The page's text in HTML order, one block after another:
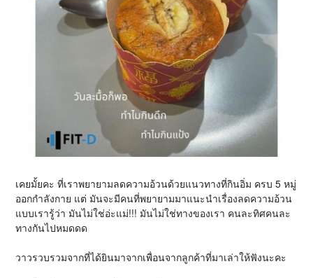
เคยมั้ยคะ ที่เราพยายามลดความอ้วนด้วยแนวทางที่กินอิ่ม ครบ 5 หมู่
ออกกำลังกาย แต่ มันจะมีคนที่พยายามมาแนะนำเรื่องลดความอ้วน
แบบเรารู้ว่า มันไม่ใช่อ่ะแม่!!! มันไม่ใช่ทางของเรา คนละทิศคนละ
ทางกันไปหมดดด
วาวรวบรวมจากที่ได้ยินมาจากเพื่อนจากลูกค้าที่มาเล่าให้ฟังนะคะ